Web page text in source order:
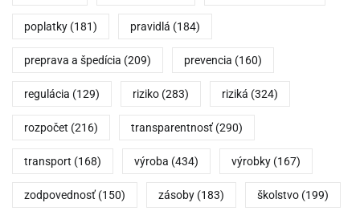
poplatky (181) pravidlá (184)
preprava a špedícia (209) prevencia (160)
regulácia (129) riziko (283) riziká (324)
rozpočet (216) transparentnosť (290)
transport (168) výroba (434) výrobky (167)
zodpovednosť (150) zásoby (183) školstvo (199)